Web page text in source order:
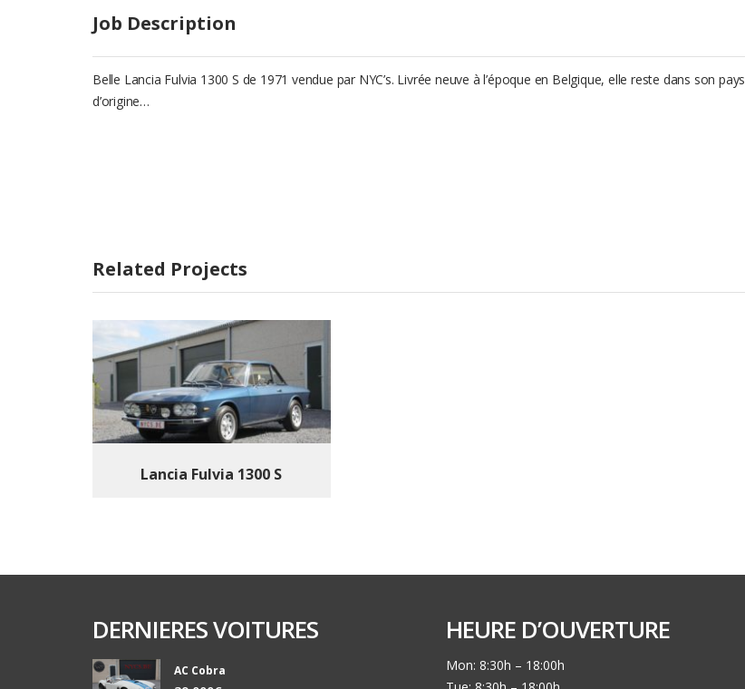
Job Description
Belle Lancia Fulvia 1300 S de 1971 vendue par NYC’s. Livrée neuve à l’époque en Belgique, elle reste dans son pays
d’origine…
Related Projects
Lancia Fulvia 1300 S
DERNIERES VOITURES
AC Cobra
HEURE D’OUVERTURE
Mon: 8:30h – 18:00h